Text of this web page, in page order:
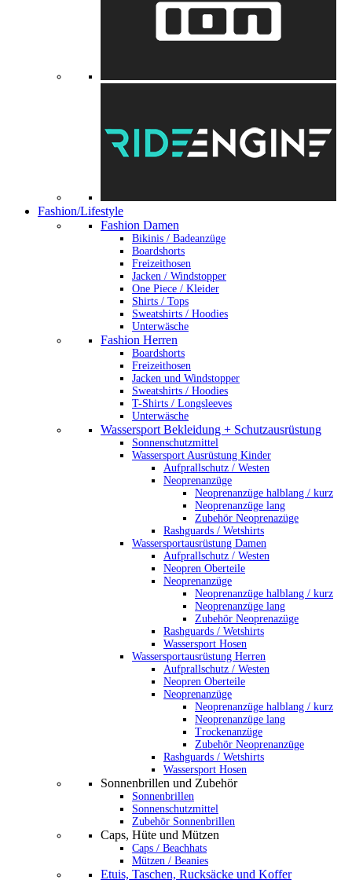
Fashion/Lifestyle
Fashion Damen
Bikinis / Badeanzüge
Boardshorts
Freizeithosen
Jacken / Windstopper
One Piece / Kleider
Shirts / Tops
Sweatshirts / Hoodies
Unterwäsche
Fashion Herren
Boardshorts
Freizeithosen
Jacken und Windstopper
Sweatshirts / Hoodies
T-Shirts / Longsleeves
Unterwäsche
Wassersport Bekleidung + Schutzausrüstung
Sonnenschutzmittel
Wassersport Ausrüstung Kinder
Aufprallschutz / Westen
Neoprenanzüge
Neoprenanzüge halblang / kurz
Neoprenanzüge lang
Zubehör Neoprenazüge
Rashguards / Wetshirts
Wassersportausrüstung Damen
Aufprallschutz / Westen
Neopren Oberteile
Neoprenanzüge
Neoprenanzüge halblang / kurz
Neoprenanzüge lang
Zubehör Neoprenazüge
Rashguards / Wetshirts
Wassersport Hosen
Wassersportausrüstung Herren
Aufprallschutz / Westen
Neopren Oberteile
Neoprenanzüge
Neoprenanzüge halblang / kurz
Neoprenanzüge lang
Trockenanzüge
Zubehör Neoprenanzüge
Rashguards / Wetshirts
Wassersport Hosen
Sonnenbrillen und Zubehör
Sonnenbrillen
Sonnenschutzmittel
Zubehör Sonnenbrillen
Caps, Hüte und Mützen
Caps / Beachhats
Mützen / Beanies
Etuis, Taschen, Rucksäcke und Koffer